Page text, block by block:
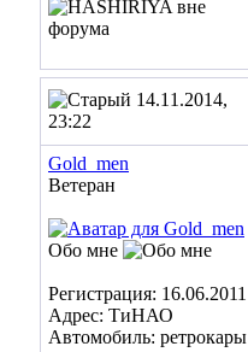
14.11.2014,
23:22
Gold_men
Ветеран
Обо мне
Регистрация: 16.06.2011
Адрес: ТиНАО
Автомобиль: ретрокары